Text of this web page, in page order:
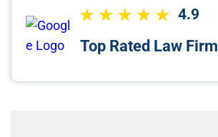
4.9
Top Rated Law Firm